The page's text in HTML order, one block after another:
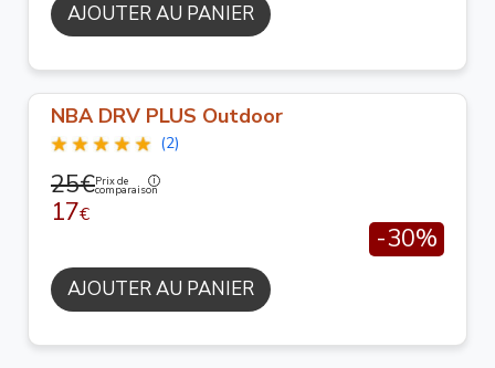
AJOUTER AU PANIER
NBA DRV PLUS Outdoor
(2)
25€Prix de
comparaison
17€
-30%
AJOUTER AU PANIER